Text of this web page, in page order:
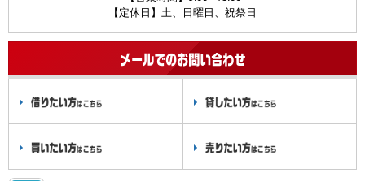
【定休日】土、日曜日、祝祭日